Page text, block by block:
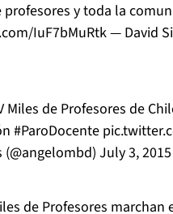
profesores y toda la
IuF7bMuRtk— David
Miles de Profesores de
#ParoDocente
July 3, 2015
de Profesores